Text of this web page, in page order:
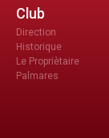
Club
Direction
Historique
Le Propriètaire
Palmares